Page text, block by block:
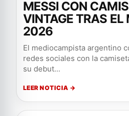
MESSI CON
VINTAGE TRAS EL
2026
El mediocampista argentino
redes sociales con la
su debut...
LEER NOTICIA →